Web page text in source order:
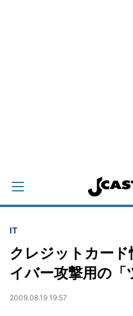
IT
クレジットカー
イバー攻撃用の「
2009.08.19 19:57